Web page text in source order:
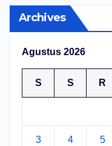
Archives
Agustus 2026
S S R
3 4 5